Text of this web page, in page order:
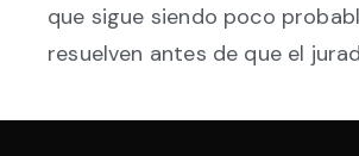
que sigue siendo poco
resuelven antes de que el